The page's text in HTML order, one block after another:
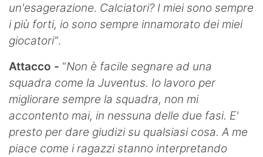
un'esagerazione. Calciatori? I miei sono sempre
i più forti, io sono sempre innamorato dei miei
giocatori”.
Attacco - “Non è facile segnare ad una
squadra come la Juventus. Io lavoro per
migliorare sempre la squadra, non mi
accontento mai, in nessuna delle due fasi. E'
presto per dare giudizi su qualsiasi cosa. A me
piace come i ragazzi stanno interpretando